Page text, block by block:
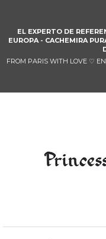
EL EXPERTO DE
EUROPA - CACHEMIRA
FROM PARIS WITH LOVE ♡